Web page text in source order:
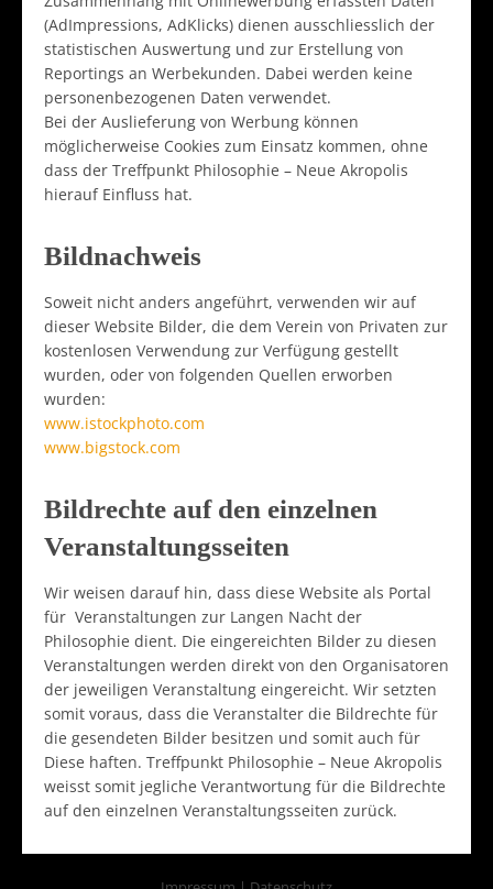
(AdImpressions, AdKlicks) dienen ausschliesslich der
statistischen Auswertung und zur Erstellung von
Reportings an Werbekunden. Dabei werden keine
personenbezogenen Daten verwendet.
Bei der Auslieferung von Werbung können
möglicherweise Cookies zum Einsatz kommen, ohne
dass der Treffpunkt Philosophie – Neue Akropolis
hierauf Einfluss hat.
Bildnachweis
Soweit nicht anders angeführt, verwenden wir auf
dieser Website Bilder, die dem Verein von Privaten zur
kostenlosen Verwendung zur Verfügung gestellt
wurden, oder von folgenden Quellen erworben
wurden:
www.istockphoto.com
www.bigstock.com
Bildrechte auf den einzelnen
Veranstaltungsseiten
Wir weisen darauf hin, dass diese Website als Portal
für Veranstaltungen zur Langen Nacht der
Philosophie dient. Die eingereichten Bilder zu diesen
Veranstaltungen werden direkt von den Organisatoren
der jeweiligen Veranstaltung eingereicht. Wir setzten
somit voraus, dass die Veranstalter die Bildrechte für
die gesendeten Bilder besitzen und somit auch für
Diese haften. Treffpunkt Philosophie – Neue Akropolis
weisst somit jegliche Verantwortung für die Bildrechte
auf den einzelnen Veranstaltungsseiten zurück.